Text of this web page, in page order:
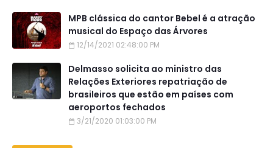
MPB clássica do cantor Bebel é a atração
musical do Espaço das Árvores
12/14/2021 02:48:00 PM
Delmasso solicita ao ministro das
Relações Exteriores repatriação de
brasileiros que estão em países com
aeroportos fechados
3/21/2020 01:03:00 PM